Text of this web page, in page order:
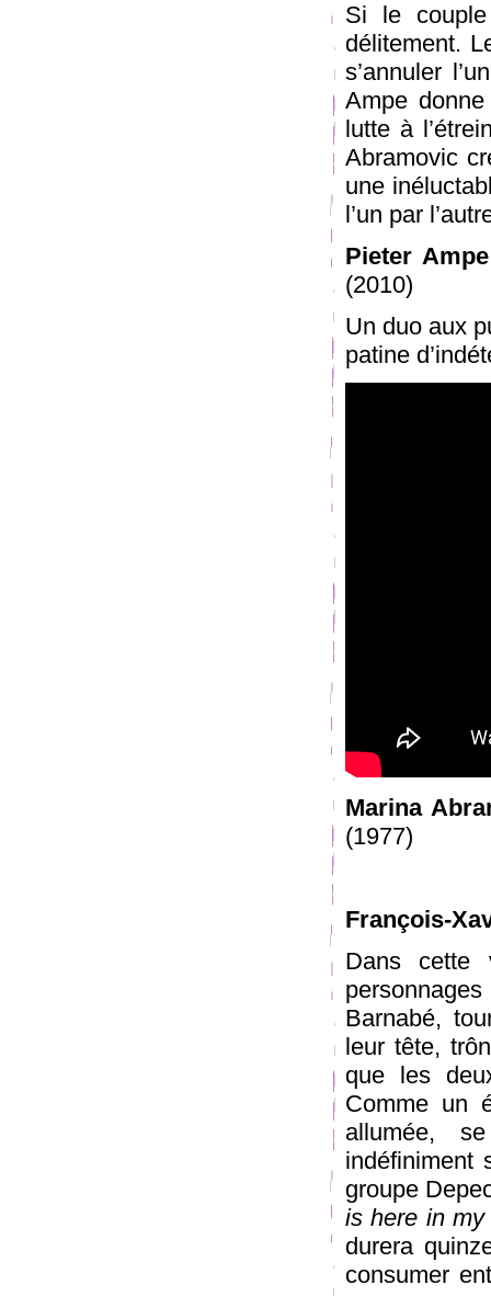
Si le
délitement.
s’annuler
Ampe
lutte à
Abramovic
une
l’un par
Pieter
(2010)
Un duo aux
patine
Marina
(1977)
François-
Dans cette
Barnabé,
leur tête,
que les
Comme un
allumée,
indéfiniment
groupe
is here in my
durera
consumer